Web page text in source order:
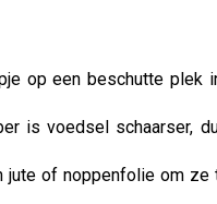
op een beschutte plek
is voedsel schaarser,
of noppenfolie om ze